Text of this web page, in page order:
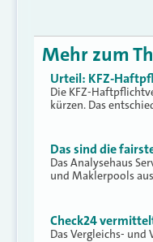
Mehr zum
Urteil: KFZ-
Die KFZ-
kürzen. Das
Das sind die
Das Analysehaus
und Maklerpools
Check24
Das Vergleichs-